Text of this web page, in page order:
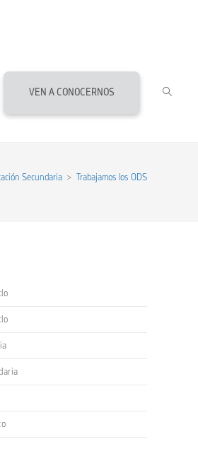
VEN A CONOCERNOS
Secundaria > Trabajamos los ODS